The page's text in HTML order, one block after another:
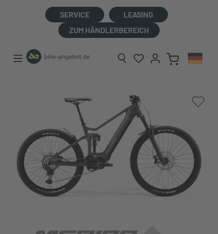
SERVICE
LEASING
ZUM HÄNDLERBEREICH
Bildergalerie überspringen